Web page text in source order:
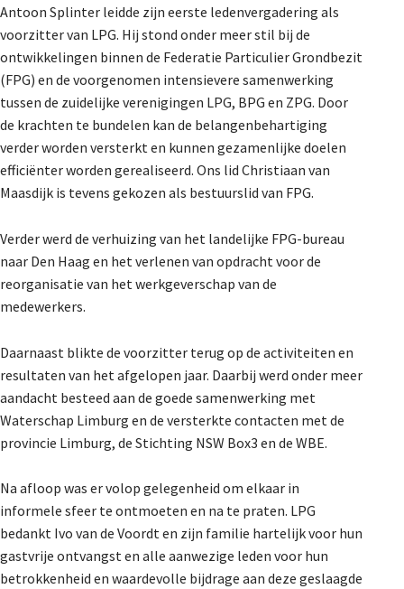
Antoon Splinter leidde zijn eerste ledenvergadering als
voorzitter van LPG. Hij stond onder meer stil bij de
ontwikkelingen binnen de Federatie Particulier Grondbezit
(FPG) en de voorgenomen intensievere samenwerking
tussen de zuidelijke verenigingen LPG, BPG en ZPG. Door
de krachten te bundelen kan de belangenbehartiging
verder worden versterkt en kunnen gezamenlijke doelen
efficiënter worden gerealiseerd. Ons lid Christiaan van
Maasdijk is tevens gekozen als bestuurslid van FPG.
Verder werd de verhuizing van het landelijke FPG-bureau
naar Den Haag en het verlenen van opdracht voor de
reorganisatie van het werkgeverschap van de
medewerkers.
Daarnaast blikte de voorzitter terug op de activiteiten en
resultaten van het afgelopen jaar. Daarbij werd onder meer
aandacht besteed aan de goede samenwerking met
Waterschap Limburg en de versterkte contacten met de
provincie Limburg, de Stichting NSW Box3 en de WBE.
Na afloop was er volop gelegenheid om elkaar in
informele sfeer te ontmoeten en na te praten. LPG
bedankt Ivo van de Voordt en zijn familie hartelijk voor hun
gastvrije ontvangst en alle aanwezige leden voor hun
betrokkenheid en waardevolle bijdrage aan deze geslaagde